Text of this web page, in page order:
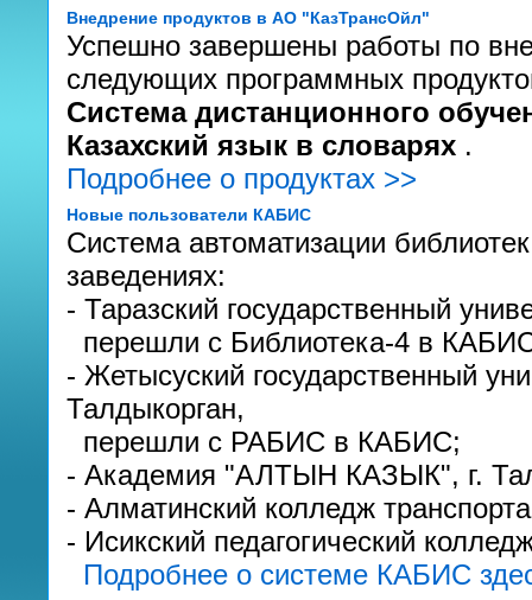
Внедрение продуктов в АО "КазТрансОйл"
Успешно завершены работы по
следующих программных
Система дистанционного
Казахский язык в словарях .
Подробнее о продуктах >>
Новые пользователи КАБИС
Система автоматизации
заведениях:
- Таразский государственный
перешли с Библиотека-4 в
- Жетысуский государственный
Талдыкорган,
перешли с РАБИС в КАБИС;
- Академия "АЛТЫН КАЗЫК", г.
- Алматинский колледж
- Исикский педагогический
Подробнее о системе КАБИС